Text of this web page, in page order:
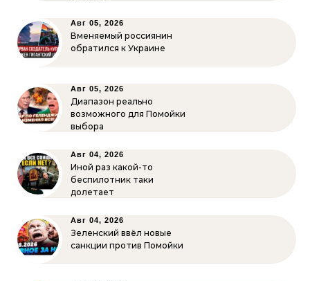
Авг 05, 2026
Вменяемый россиянин
обратился к Украине
Авг 05, 2026
Диапазон реально
возможного для Помойки
выбора
Авг 04, 2026
Иной раз какой-то
беспилотник таки
долетает
Авг 04, 2026
Зеленский ввёл новые
санкции против Помойки